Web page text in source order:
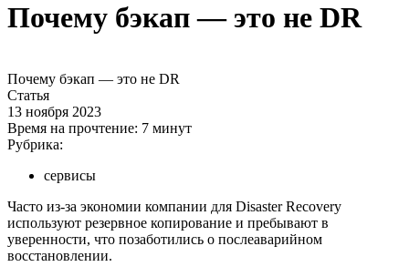
Почему бэкап — это не DR
Почему бэкап — это не DR
Статья
13 ноября 2023
Время на прочтение: 7 минут
Рубрика:
сервисы
Часто из-за экономии компании для Disaster Recovery
используют резервное копирование и пребывают в
уверенности, что позаботились о послеаварийном
восстановлении.